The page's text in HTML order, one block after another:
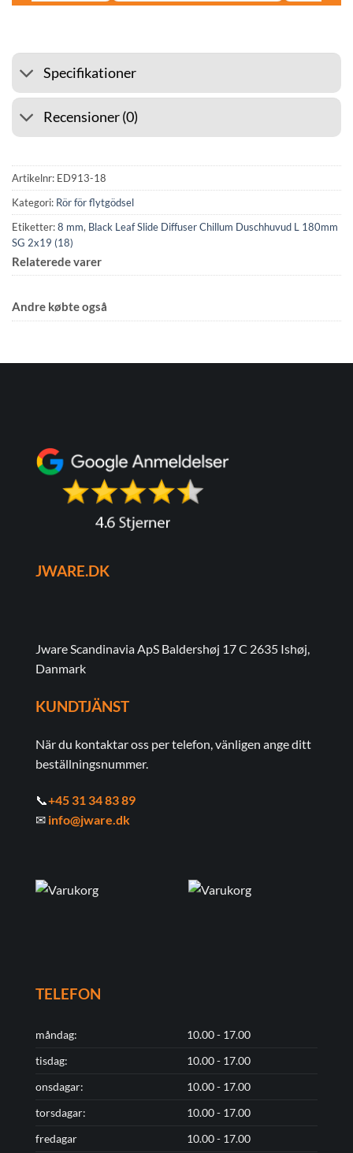
Specifikationer
Recensioner (0)
Artikelnr: ED913-18
Kategori: Rör för flytgödsel
Etiketter:8 mm, Black Leaf Slide Diffuser Chillum Duschhuvud L 180mm
SG 2x19 (18)
Relaterede varer
Andre købte også
JWARE.DK
Jware Scandinavia ApS Baldershøj 17 C 2635 Ishøj,
Danmark
KUNDTJÄNST
När du kontaktar oss per telefon, vänligen ange ditt
beställningsnummer.
📞+45 31 34 83 89
✉ info@jware.dk
TELEFON
måndag:
10.00 - 17.00
tisdag:
10.00 - 17.00
onsdagar:
10.00 - 17.00
torsdagar:
10.00 - 17.00
fredagar
10.00 - 17.00